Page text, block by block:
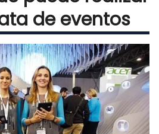
de eventos